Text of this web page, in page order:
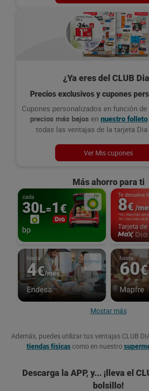
¿Ya eres del CLUB
Precios exclusivos y cupones
Cupones personalizados en función
precios más bajos en nuestro folleto
todas las ventajas de la tarjeta Dia
Ver Mis cupones
Más ahorro para ti
Mostar más
Además, puedes utilizar tus ventajas CLUB
tiendas físicascomo en nuestro
Descarga la APP, y... ¡lleva el
bolsillo!